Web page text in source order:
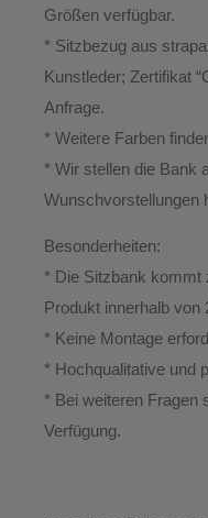
Größen verfügbar.
* Sitzbezug aus
Kunstleder; Zertifikat
Anfrage.
* Weitere Farben
* Wir stellen die Bank
Wunschvorstellungen
Besonderheiten:
* Die Sitzbank kommt
Produkt innerhalb von
* Keine Montage
* Hochqualitative und
* Bei weiteren Fragen
Verfügung.